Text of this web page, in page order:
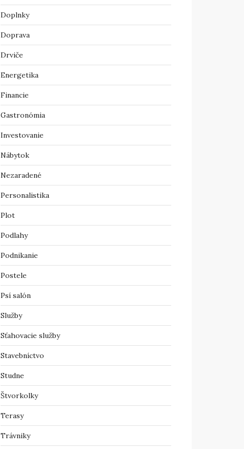
Doplnky
Doprava
Drviče
Energetika
Financie
Gastronómia
Investovanie
Nábytok
Nezaradené
Personalistika
Plot
Podlahy
Podnikanie
Postele
Psí salón
Služby
Sťahovacie služby
Stavebníctvo
Studne
Štvorkolky
Terasy
Trávniky